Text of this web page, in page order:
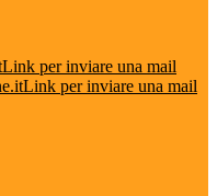
Link per inviare una mail
Link per inviare una mail